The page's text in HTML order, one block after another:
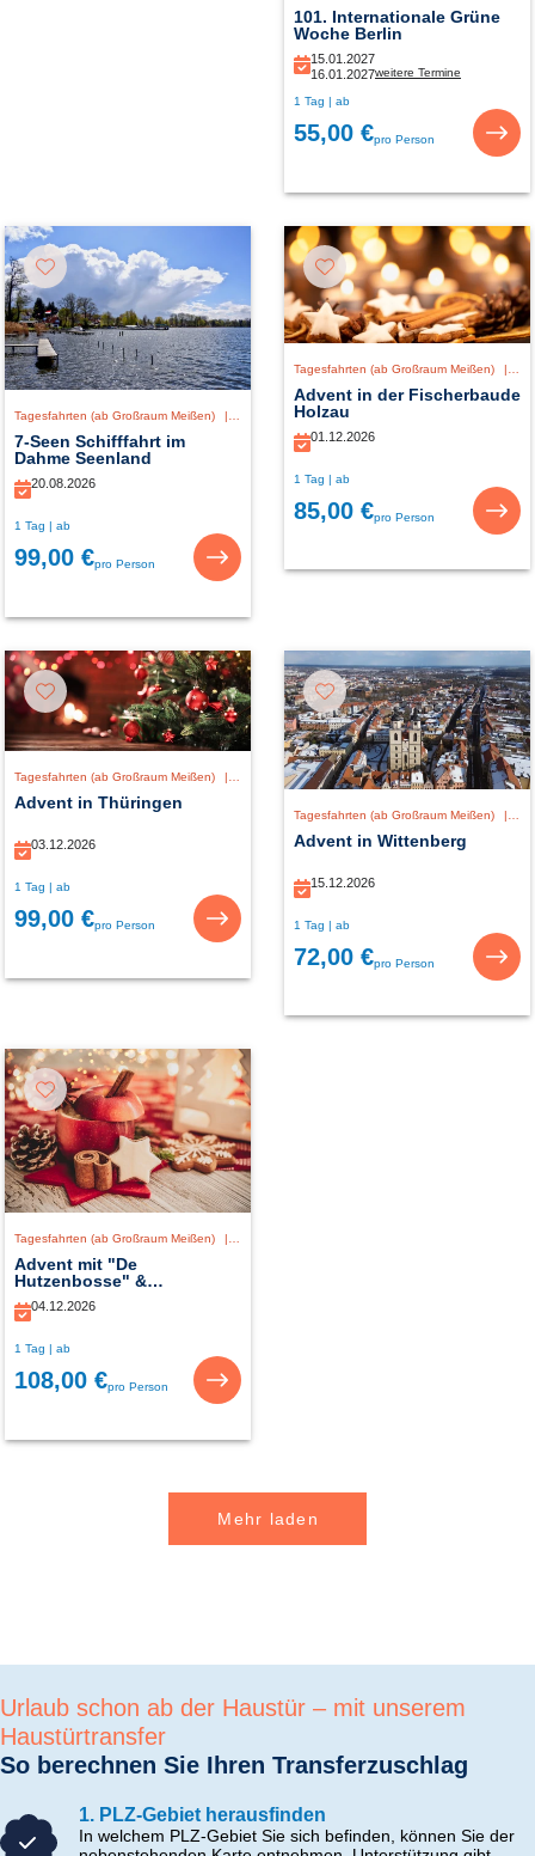
101. Internationale Grüne
Woche Berlin
15.01.2027
16.01.2027weitere Termine
1 Tag | ab
55,00 €pro Person
Tagesfahrten (ab Großraum Meißen) Deutschland
7-Seen Schifffahrt im
Dahme Seenland
20.08.2026
1 Tag | ab
99,00 €pro Person
Tagesfahrten (ab Großraum Meißen) |
Advent in der Fischerbaude
Holzau
01.12.2026
1 Tag | ab
85,00 €pro Person
Tagesfahrten (ab Großraum Meißen) | Deutschland
Advent in Thüringen
03.12.2026
1 Tag | ab
99,00 €pro Person
Tagesfahrten (ab Großraum Meißen) |
Advent in Wittenberg
15.12.2026
1 Tag | ab
72,00 €pro Person
Tagesfahrten (ab Großraum Meißen) |
Advent mit "De
Hutzenbosse" &
Weihnachtsmarkt
Marienberg
04.12.2026
1 Tag | ab
108,00 €pro Person
Mehr laden
Urlaub schon ab der Haustür – mit unserem
Haustürtransfer
So berechnen Sie Ihren Transferzuschlag
1. PLZ-Gebiet herausfinden
In welchem PLZ-Gebiet Sie sich befinden, können Sie der